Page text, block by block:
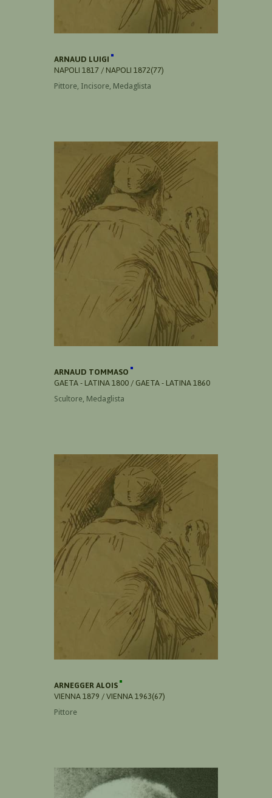
ARNAUD LUIGI
NAPOLI 1817 / NAPOLI 1872(77)
Pittore, Incisore, Medaglista
ARNAUD TOMMASO
GAETA - LATINA 1800 / GAETA - LATINA 1860
Scultore, Medaglista
ARNEGGER ALOIS
VIENNA 1879 / VIENNA 1963(67)
Pittore